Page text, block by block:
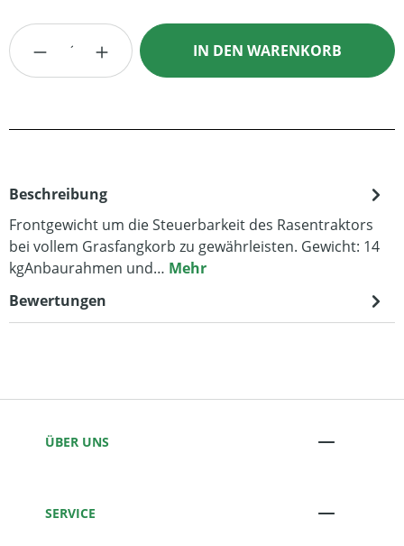
Produkt Anzahl: Gib den gewünschten
IN DEN WARENKORB
Beschreibung
Frontgewicht um die Steuerbarkeit des Rasentraktors
bei vollem Grasfangkorb zu gewährleisten. Gewicht: 14
kgAnbaurahmen und… Mehr
Bewertungen
ÜBER UNS
SERVICE